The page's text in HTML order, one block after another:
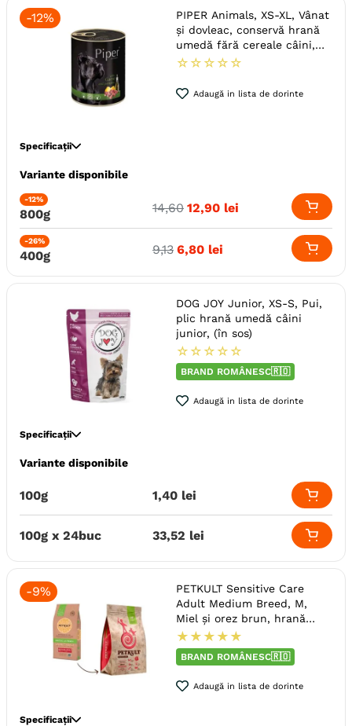
Metoda de preparare
Pate
Indicatii Speciale
Sistem Digestiv & Probiotice
Umeda
-12%
PIPER Animals, XS-XL, Vânat
și dovleac, conservă hrană
umedă fără cereale câini,
(în aspic)
☆ ☆ ☆ ☆ ☆
Adaugă in lista de dorinte
Specificații
Specie
Talie
Mica (S)
Giant (XL) Toy (XS)
Varsta
Calitate Hrana
Ultra-Premium
Tip formula
Grain Free
Vanat
Monoproteic
Nu
Metoda de preparare
In Aspic
Conserva
Variante disponibile
-12%
800g 14,60 12,90 lei
-26%
400g 9,13 6,80 lei
DOG JOY Junior, XS-S, Pui,
plic hrană umedă câini
junior, (în sos)
☆ ☆ ☆ ☆ ☆
BRAND ROMÂNESC🇷🇴
Adaugă in lista de dorinte
Specificații
Specie
Adult (Gestatie & Lactatie)
Calitate Hrana
Premium
Aroma
Pui
Monoproteic
Nu
Metoda de preparare
Bucati De Carne In Sos
Ambalaj
Producator
Pet Factory SRL
Variante disponibile
100g 1,40 lei
100g x 24buc 33,52 lei
-9%
PETKULT Sensitive Care
Adult Medium Breed, M,
Miel și orez brun, hrană
uscată câini, alergii
★ ★ ★ ★ ★
BRAND ROMÂNESC🇷🇴
Adaugă in lista de dorinte
Specificații